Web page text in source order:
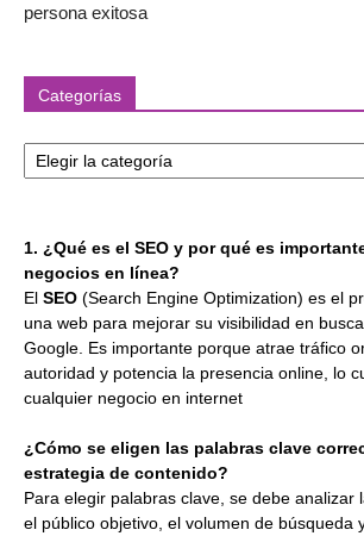
persona exitosa
Categorías
1. ¿Qué es el SEO y por qué es
negocios en línea?
El SEO (Search Engine Optimization) es el
una web para mejorar su visibilidad en
Google. Es importante porque atrae tráfico
autoridad y potencia la presencia online, lo
cualquier negocio en internet
¿Cómo se eligen las palabras clave
estrategia de contenido?
Para elegir palabras clave, se debe analizar
el público objetivo, el volumen de búsqueda